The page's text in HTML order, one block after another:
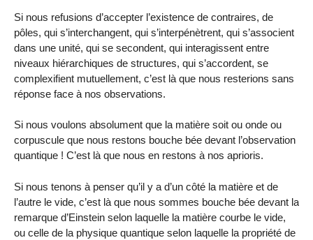
Si nous refusions d’accepter l’existence de contraires, de
pôles, qui s’interchangent, qui s’interpénètrent, qui s’associent
dans une unité, qui se secondent, qui interagissent entre
niveaux hiérarchiques de structures, qui s’accordent, se
complexifient mutuellement, c’est là que nous resterions sans
réponse face à nos observations.
Si nous voulons absolument que la matière soit ou onde ou
corpuscule que nous restons bouche bée devant l’observation
quantique ! C’est là que nous en restons à nos aprioris.
Si nous tenons à penser qu’il y a d’un côté la matière et de
l’autre le vide, c’est là que nous sommes bouche bée devant la
remarque d’Einstein selon laquelle la matière courbe le vide,
ou celle de la physique quantique selon laquelle la propriété de